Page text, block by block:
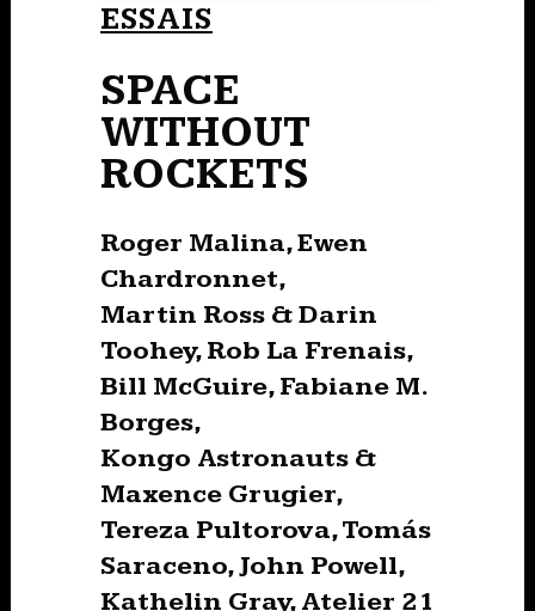
ESSAIS
SPACE
WITHOUT
ROCKETS
Roger Malina, Ewen
Chardronnet,
Martin Ross & Darin
Toohey, Rob La Frenais,
Bill McGuire, Fabiane M.
Borges,
Kongo Astronauts &
Maxence Grugier,
Tereza Pultorova, Tomás
Saraceno, John Powell,
Kathelin Gray, Atelier 21